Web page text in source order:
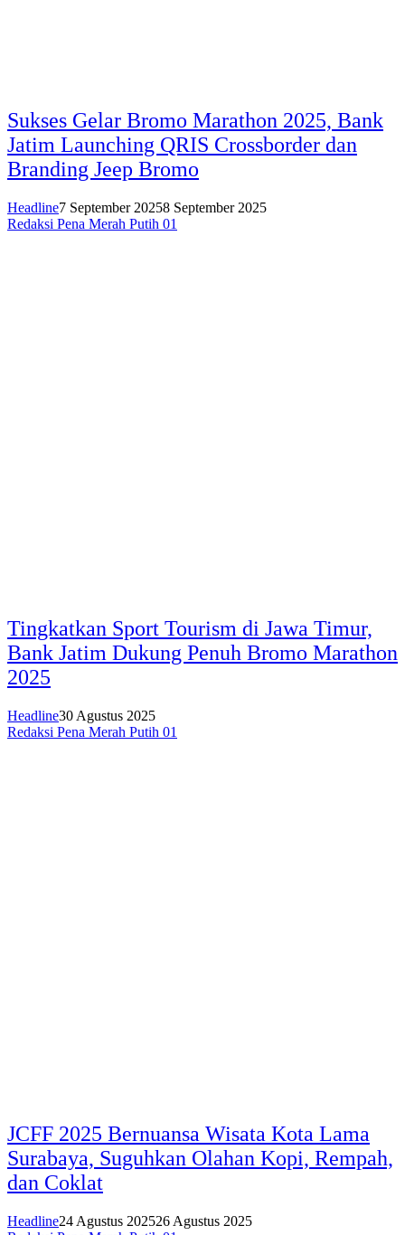
Sukses Gelar Bromo Marathon 2025, Bank
Jatim Launching QRIS Crossborder dan
Branding Jeep Bromo
Headline7 September 20258 September 2025
Redaksi Pena Merah Putih 01
Tingkatkan Sport Tourism di Jawa Timur,
Bank Jatim Dukung Penuh Bromo Marathon
2025
Headline30 Agustus 2025
Redaksi Pena Merah Putih 01
JCFF 2025 Bernuansa Wisata Kota Lama
Surabaya, Suguhkan Olahan Kopi, Rempah,
dan Coklat
Headline24 Agustus 202526 Agustus 2025